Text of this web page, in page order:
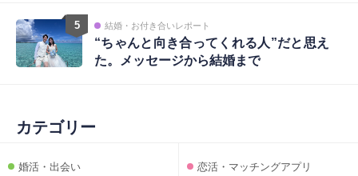
5 結婚・お付き合いレポート
“ちゃんと向き合ってくれる人”だと思え
た。メッセージから結婚まで
カテゴリー
婚活・出会い 恋活・マッチングアプリ